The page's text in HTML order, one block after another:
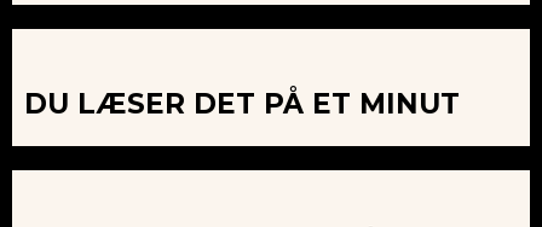
DU LÆSER DET PÅ ET MINUT